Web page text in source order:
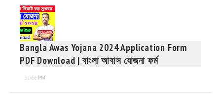
Bangla Awas Yojana 2024 Application Form
PDF Download | বাংলা আবাস যোজনা ফর্ম
১১:৫৫ PM